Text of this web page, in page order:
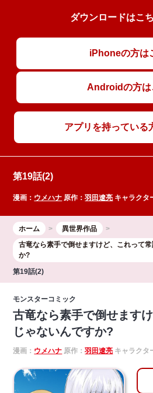
ダウンロードはこ
iPhoneの方は
Androidの方は
アプリを持っている
第19話(2)
漫画： ウメハナ 原作：羽田遼亮 キャラクタ
ホーム
異世界作品
古竜なら素手で倒せますけど、これって
か?
第19話(2)
モンスターコミック
古竜なら素手で倒せます
じゃないんですか?
漫画： ウメハナ 原作：羽田遼亮 キャラクタ